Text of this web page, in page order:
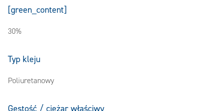
[green_content]
30%
Typ kleju
Poliuretanowy